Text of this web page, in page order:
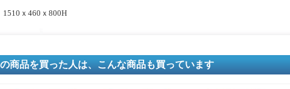
1510ｘ460ｘ800H
商品を買った人は、こんな商品も買っています